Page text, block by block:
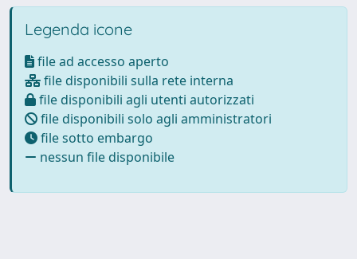
Legenda icone
file ad accesso aperto
file disponibili sulla rete interna
file disponibili agli utenti autorizzati
file disponibili solo agli amministratori
file sotto embargo
nessun file disponibile